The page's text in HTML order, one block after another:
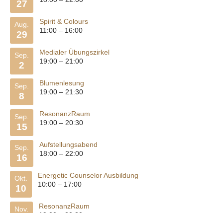
27
Aug.
29
Spirit & Colours
11:00 – 16:00
Sep.
2
Medialer Übungszirkel
19:00 – 21:00
Sep.
8
Blumenlesung
19:00 – 21:30
Sep.
15
ResonanzRaum
19:00 – 20:30
Sep.
16
Aufstellungsabend
18:00 – 22:00
Okt.
10
Energetic Counselor Ausbildung
10:00 – 17:00
Nov.
ResonanzRaum